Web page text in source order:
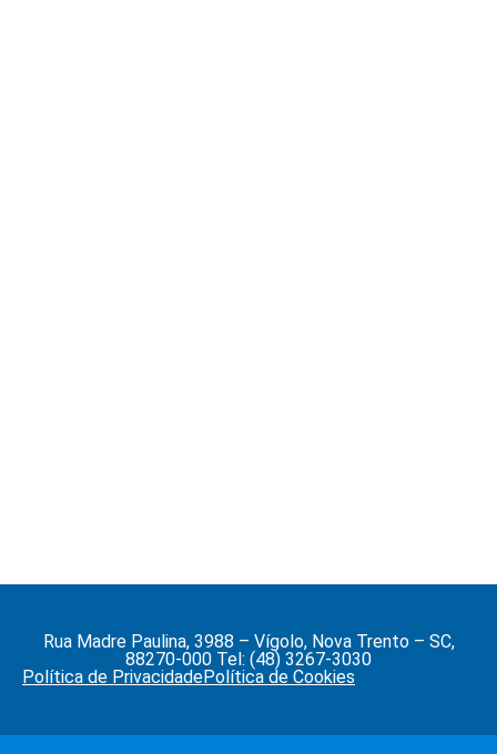
Rua Madre Paulina, 3988 – Vígolo, Nova Trento – SC,
88270-000 Tel: (48) 3267-3030
Política de PrivacidadePolítica de Cookies